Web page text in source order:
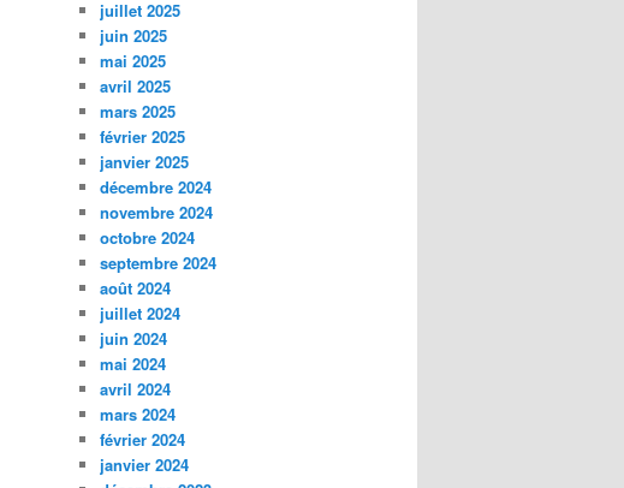
juillet 2025
juin 2025
mai 2025
avril 2025
mars 2025
février 2025
janvier 2025
décembre 2024
novembre 2024
octobre 2024
septembre 2024
août 2024
juillet 2024
juin 2024
mai 2024
avril 2024
mars 2024
février 2024
janvier 2024